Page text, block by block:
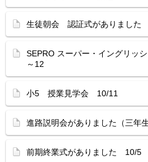
生徒朝会 認証式がありまし
SEPRO スーパー・イングリッ
～12
小5 授業見学会 10/11
進路説明会がありました（三
前期終業式がありました 10/5